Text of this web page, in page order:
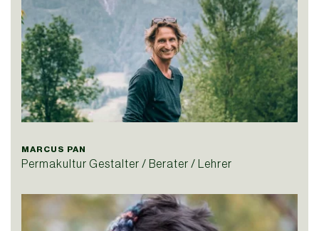
MARCUS PAN
Permakultur Gestalter / Berater / Lehrer